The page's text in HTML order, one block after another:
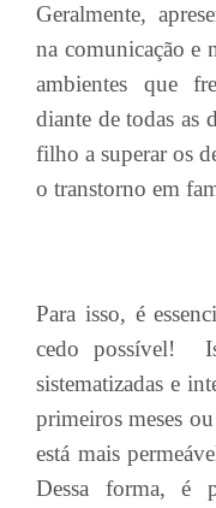
Geralmente,
na comunicação e
ambientes que
diante de todas as
filho a superar os
o transtorno em
Para isso, é
cedo possível!
sistematizadas e
primeiros meses
está mais
Dessa forma, é